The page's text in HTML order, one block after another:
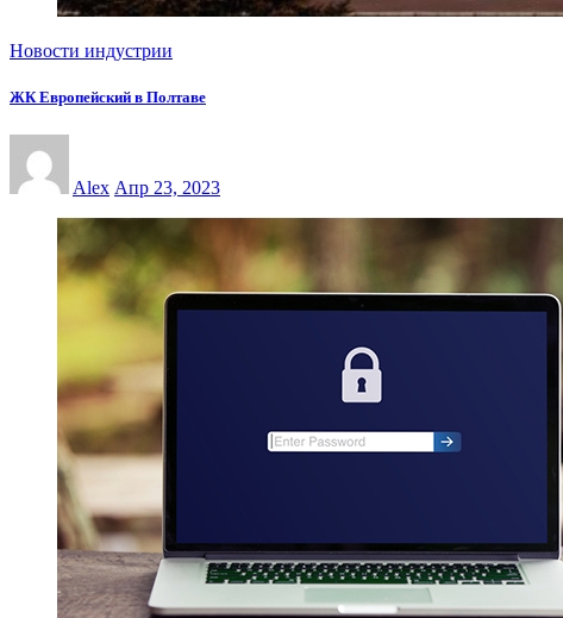
Новости индустрии
ЖК Европейский в Полтаве
Alex Апр 23, 2023